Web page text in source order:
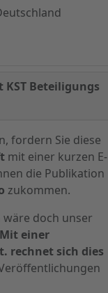
Beteiligungs
fordern Sie diese
mit einer kurzen E-
die Publikation
zukommen.
wäre doch unser
Mit einer
rechnet sich dies